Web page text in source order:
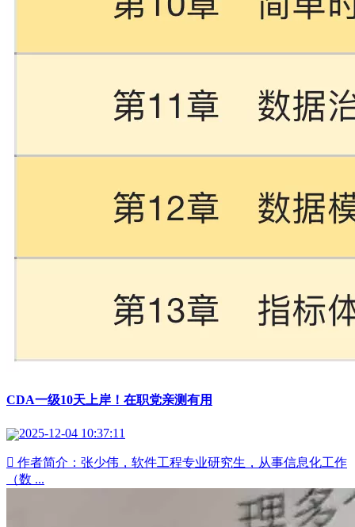
CDA一级10天上岸！在职党亲测有用
2025-12-04 10:37:11
 作者简介：张少伟，软件工程专业研究生，从事信息化工作
（数 ...